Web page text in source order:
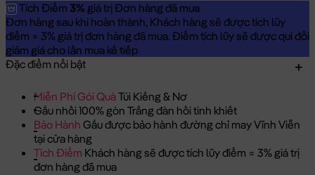
Tích Điểm 3% giá trị Đơn hàng đã mua
Đơn hàng sau khi hoàn thành, Khách hàng sẽ được tích lũy
điểm = 3% giá trị đơn hàng đã mua. Điểm tích lũy sẽ được qui đổi
giảm giá cho lần mua kế tiếp
Đặc điểm nổi bật
Miễn Phí Gói QuàTúi Kiếng & Nơ
Gấu nhồi 100% gòn Trắng đàn hồi tinh khiết
Bảo Hành Gấu được bảo hành đường chỉ may Vĩnh Viễn
tại cửa hàng
Tích Điểm Khách hàng sẽ được tích lũy điểm = 3% giá trị
đơn hàng đã mua